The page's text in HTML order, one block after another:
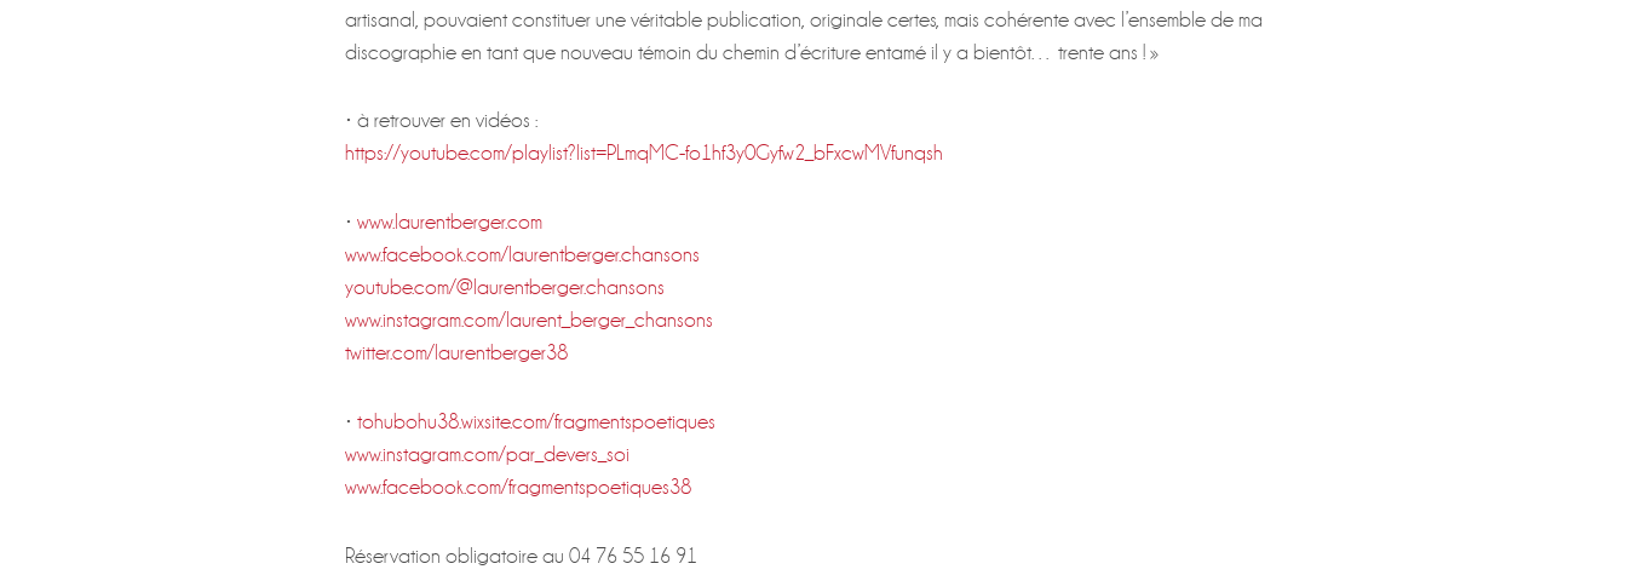
artisanal, pouvaient constituer une véritable publication, originale certes, mais cohérente avec l’ensemble de ma
discographie en tant que nouveau témoin du chemin d’écriture entamé il y a bientôt… trente ans ! »
• à retrouver en vidéos :
https://youtube.com/playlist?list=PLmqMC-fo1hf3y0Gyfw2_bFxcwMVfunqsh
• www.laurentberger.com
www.facebook.com/laurentberger.chansons
youtube.com/@laurentberger.chansons
www.instagram.com/laurent_berger_chansons
twitter.com/laurentberger38
• tohubohu38.wixsite.com/fragmentspoetiques
www.instagram.com/par_devers_soi
www.facebook.com/fragmentspoetiques38
Réservation obligatoire au 04 76 55 16 91